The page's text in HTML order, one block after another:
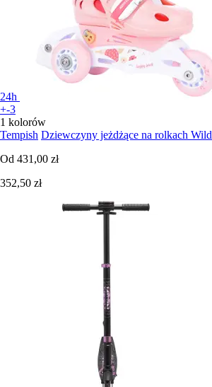
24h
+-3
1 kolorów
Tempish Dziewczyny jeżdżące na rolkach Wild
Od 431,00 zł
352,50 zł